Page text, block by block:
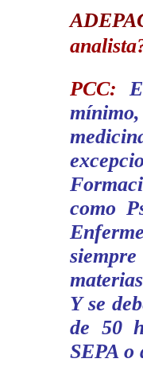
PCC:
como
Y se
de 50
SEPA o